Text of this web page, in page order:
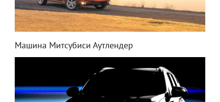
Машина Митсубиси Аутлендер